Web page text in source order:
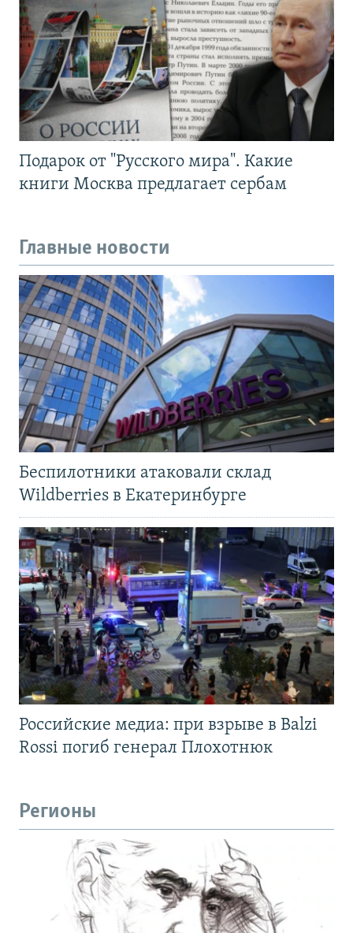
Подарок от "Русского мира". Какие
книги Москва предлагает сербам
Главные новости
Беспилотники атаковали склад
Wildberries в Екатеринбурге
Российские медиа: при взрыве в Balzi
Rossi погиб генерал Плохотнюк
Регионы